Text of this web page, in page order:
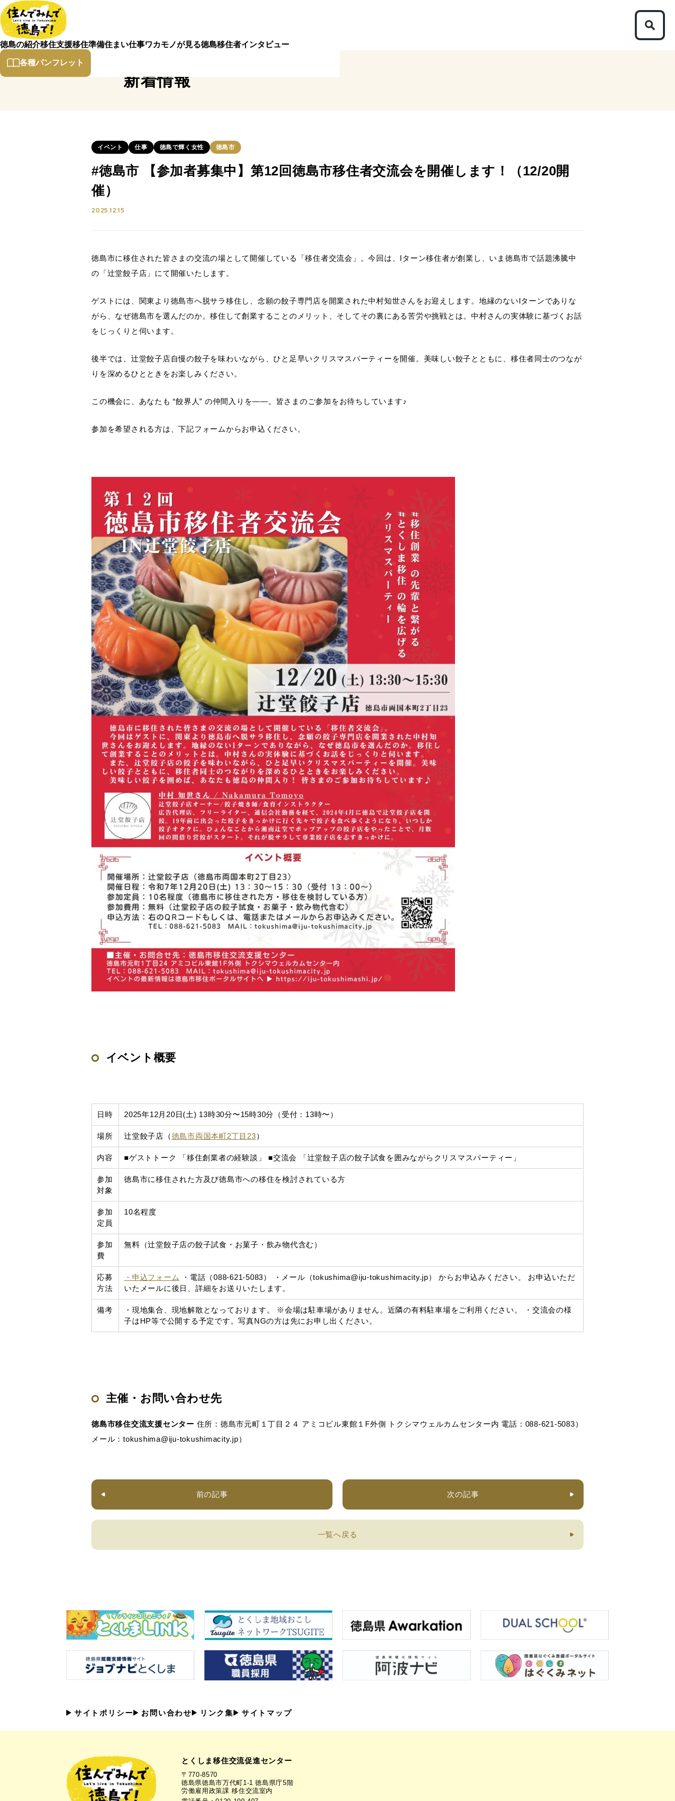
徳島の紹介移住支援移住準備住まい仕事ワカモノが見る徳島移住者インタビュー
各種パンフレット
新着情報
イベント 仕事 徳島で輝く女性 徳島市
#徳島市 【参加者募集中】第12回徳島市移住者交流会を開催します！（12/20開
催）
2025.12.15
徳島市に移住された皆さまの交流の場として開催している「移住者交流会」。今回は、Iターン移住者が創業し、いま徳島市で話題沸騰中
の「辻堂餃子店」にて開催いたします。
ゲストには、関東より徳島市へ脱サラ移住し、念願の餃子専門店を開業された中村知世さんをお迎えします。地縁のないIターンでありな
がら、なぜ徳島市を選んだのか。移住して創業することのメリット、そしてその裏にある苦労や挑戦とは。中村さんの実体験に基づくお話
をじっくりと伺います。
後半では、辻堂餃子店自慢の餃子を味わいながら、ひと足早いクリスマスパーティーを開催。美味しい餃子とともに、移住者同士のつなが
りを深めるひとときをお楽しみください。
この機会に、あなたも “餃界人” の仲間入りを――。皆さまのご参加をお待ちしています♪
参加を希望される方は、下記フォームからお申込ください。
イベント概要
日時 2025年12月20日(土) 13時30分〜15時30分（受付：13時〜）
場所 辻堂餃子店（徳島市両国本町2丁目23）
内容 ■ゲストトーク 「移住創業者の経験談」 ■交流会 「辻堂餃子店の餃子試食を囲みながらクリスマスパーティー」
参加
対象
徳島市に移住された方及び徳島市への移住を検討されている方
参加
定員
10名程度
参加
費
無料（辻堂餃子店の餃子試食・お菓子・飲み物代含む）
応募
方法
・申込フォーム
・電話（088-621-5083） ・メール（tokushima@iju-tokushimacity.jp） からお申込みください。 お申込いただ
いたメールに後日、詳細をお送りいたします。
備考
・現地集合、現地解散となっております。 ※会場は駐車場がありません。近隣の有料駐車場をご利用ください。 ・交流会の様
子はHP等で公開する予定です。写真NGの方は先にお申し出ください。
主催・お問い合わせ先
徳島市移住交流支援センター 住所：徳島市元町１丁目２４ アミコビル東館１F外側 トクシマウェルカムセンター内 電話：088-621-5083）
メール：tokushima@iju-tokushimacity.jp）
前の記事 次の記事
一覧へ戻る
サイトポリシー お問い合わせ リンク集 サイトマップ
とくしま移住交流促進センター
〒770-8570
徳島県徳島市万代町1-1 徳島県庁5階
労働雇用政策課 移住交流室内